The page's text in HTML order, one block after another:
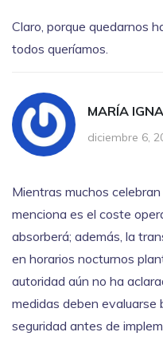
Claro, porque quedarnos
todos queríamos.
MARÍA
diciembre 6,
Mientras muchos
menciona es el coste
absorberá; además, la
en horarios nocturnos
autoridad aún no ha
medidas deben evaluarse
seguridad antes de